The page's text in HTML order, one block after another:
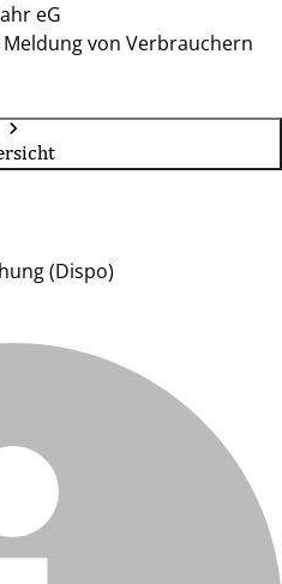
eG
von Verbrauchern
(Dispo)